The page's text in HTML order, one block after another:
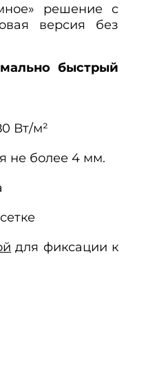
решение с
версия без
быстрый
Вт/м²
не более 4 мм.
для фиксации к